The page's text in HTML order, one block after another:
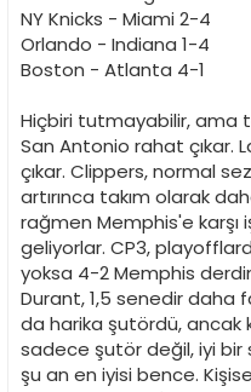
NY Knicks - Miami 2-4
Orlando - Indiana 1-4
Boston - Atlanta 4-1
Hiçbiri tutmayabilir, ama
San Antonio rahat çıkar.
çıkar. Clippers, normal
artırınca takım olarak
rağmen Memphis'e karşı
geliyorlar. CP3,
yoksa 4-2 Memphis
Durant, 1,5 senedir daha
da harika şutördü, ancak
sadece şutör değil, iyi bir
şu an en iyisi bence.